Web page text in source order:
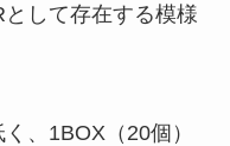
して存在する模様
、1BOX（20個）